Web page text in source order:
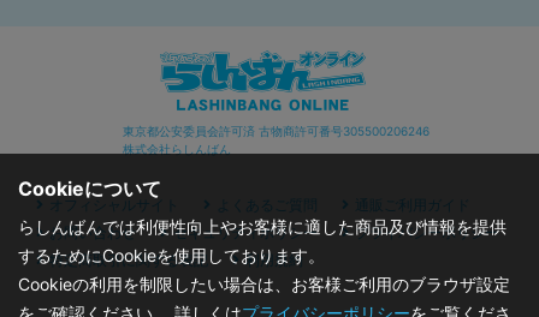
東京都公安委員会許可済 古物商許可番号305500206246
株式会社らしんばん
オフィシャルサイト よくあるご質問
通販ご利用ガイド
お問い合わせ
セキュリティポリシー
プライバシーポリシー
特定商取引に関する表記
利用規約
Cookieについて
らしんばんでは利便性向上やお客様に適した商品及び情報を提供
するためにCookieを使用しております。
Cookieの利用を制限したい場合は、お客様ご利用のブラウザ設定
をご確認ください。 詳しくはプライバシーポリシーをご覧くださ